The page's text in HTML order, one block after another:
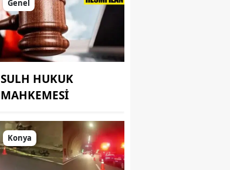
Genel
SULH HUKUK
MAHKEMESİ
Konya